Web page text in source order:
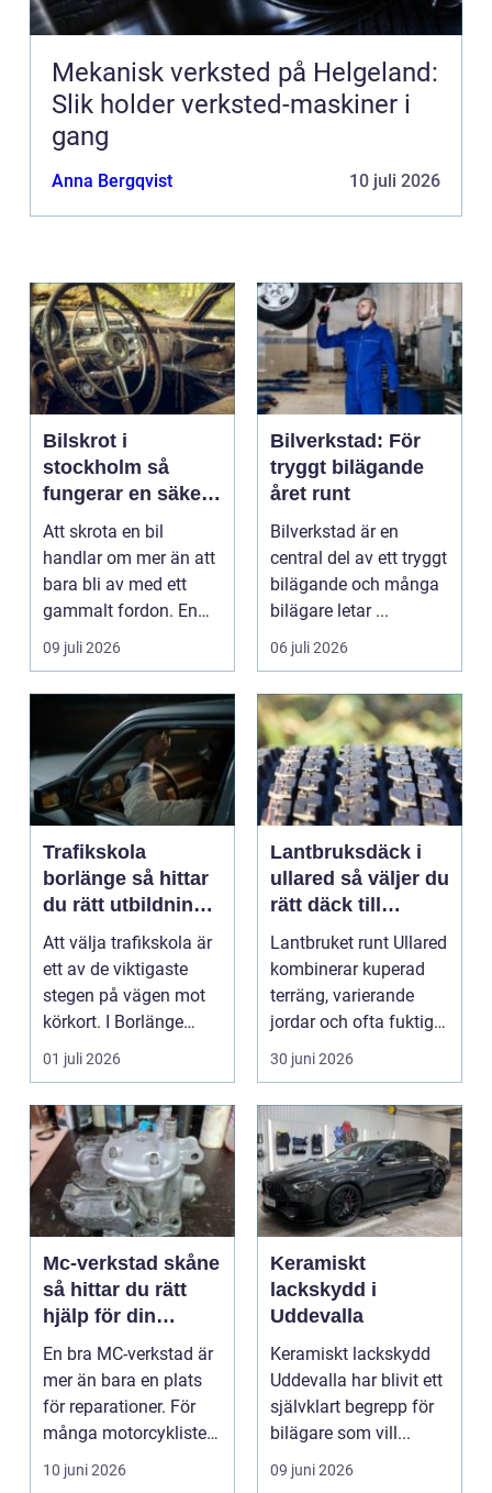
Mekanisk verksted på Helgeland:
Slik holder verksted-maskiner i
gang
Anna Bergqvist 10 juli 2026
Bilskrot i
stockholm så
fungerar en säker
och miljövänlig
skrotning
Att skrota en bil
handlar om mer än att
bara bli av med ett
gammalt fordon. En
genomtänkt skrotning
09 juli 2026
Bilverkstad: För
tryggt bilägande
året runt
Bilverkstad är en
central del av ett tryggt
bilägande och många
bilägare letar ...
06 juli 2026
Trafikskola
borlänge så hittar
du rätt utbildning
till körkortet
Att välja trafikskola är
ett av de viktigaste
stegen på vägen mot
körkort. I Borlänge
finns flera al...
01 juli 2026
Lantbruksdäck i
ullared så väljer du
rätt däck till
gårdens maskiner
Lantbruket runt Ullared
kombinerar kuperad
terräng, varierande
jordar och ofta fuktigt
väder. Valet ...
30 juni 2026
Mc-verkstad skåne
så hittar du rätt
hjälp för din
motorcykel
En bra MC-verkstad är
mer än bara en plats
för reparationer. För
många motorcyklister
handlar det om...
10 juni 2026
Keramiskt
lackskydd i
Uddevalla
Keramiskt lackskydd
Uddevalla har blivit ett
självklart begrepp för
bilägare som vill...
09 juni 2026